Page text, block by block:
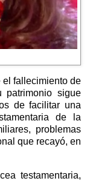
el fallecimiento de
patrimonio sigue
de facilitar una
de la
problemas
que recayó, en
testamentaria,